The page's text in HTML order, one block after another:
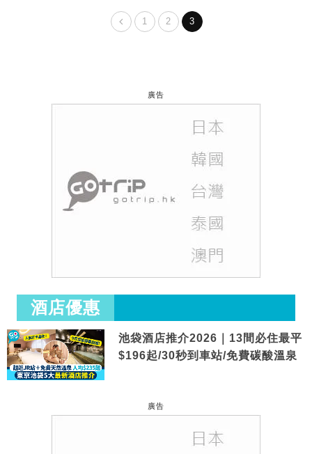
1 2 3
廣告
酒店優惠
池袋酒店推介2026｜13間必住最平
$196起/30秒到車站/免費碳酸溫泉
廣告